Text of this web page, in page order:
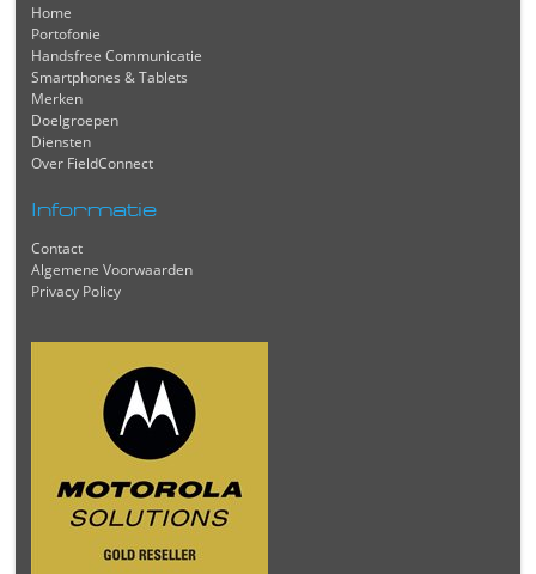
Home
Portofonie
Handsfree Communicatie
Smartphones & Tablets
Merken
Doelgroepen
Diensten
Over FieldConnect
Informatie
Contact
Algemene Voorwaarden
Privacy Policy